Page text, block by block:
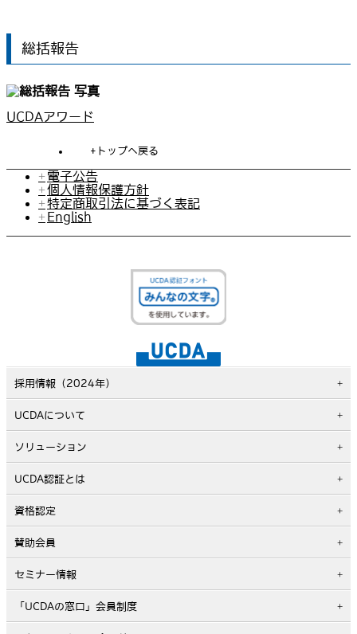
総括報告
UCDAアワード
トップへ戻る
電子公告
個人情報保護方針
特定商取引法に基づく表記
English
採用情報（2024年）
UCDAについて
ソリューション
UCDA認証とは
資格認定
賛助会員
セミナー情報
「UCDAの窓口」会員制度